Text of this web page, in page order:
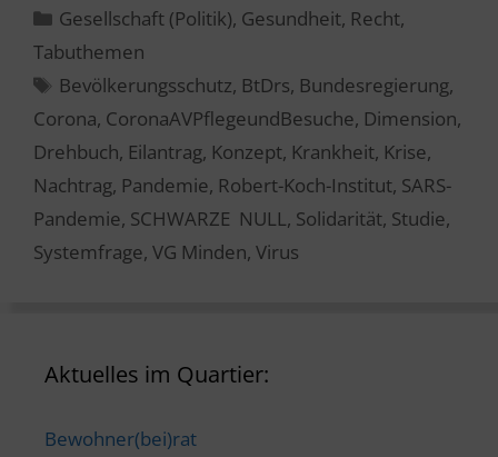
Kategorien
Gesellschaft (Politik), Gesundheit, Recht,
Tabuthemen
Schlagwörter
Bevölkerungsschutz, BtDrs, Bundesregierung,
Corona, CoronaAVPflegeundBesuche, Dimension,
Drehbuch, Eilantrag, Konzept, Krankheit, Krise,
Nachtrag, Pandemie, Robert-Koch-Institut, SARS-
Pandemie, SCHWARZE NULL, Solidarität, Studie,
Systemfrage, VG Minden, Virus
Aktuelles im Quartier:
Bewohner(bei)rat